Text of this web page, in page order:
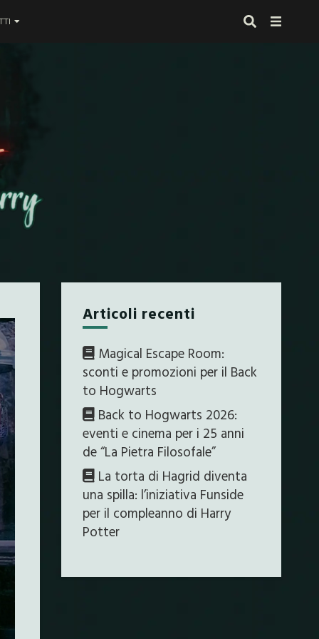
proprio alla fine
Articoli recenti
Magical Escape Room:
sconti e promozioni per il Back
to Hogwarts
Back to Hogwarts 2026:
eventi e cinema per i 25 anni
de “La Pietra Filosofale”
La torta di Hagrid diventa
una spilla: l’iniziativa Funside
per il compleanno di Harry
Potter